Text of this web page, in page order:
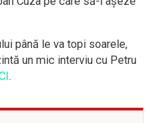
până le va topi soarele,
un mic interviu cu Petru
.